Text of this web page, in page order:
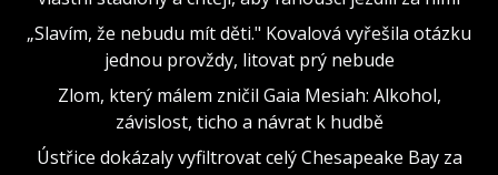
„Slavím, že nebudu mít děti." Kovalová vyřešila otázku
jednou provždy, litovat prý nebude
Zlom, který málem zničil Gaia Mesiah: Alkohol,
závislost, ticho a návrat k hudbě
Ústřice dokázaly vyfiltrovat celý Chesapeake Bay za